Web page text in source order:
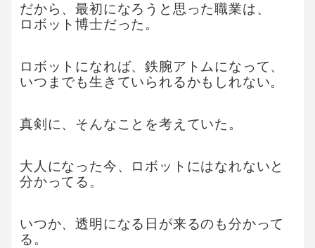
だから、最初になろうと思った職業は、
ロボット博士だった。
ロボットになれば、鉄腕アトムになって、
いつまでも生きていられるかもしれない。
真剣に、そんなことを考えていた。
大人になった今、ロボットにはなれないと
分かってる。
いつか、透明になる日が来るのも分かって
る。